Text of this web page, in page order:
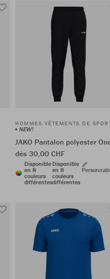
HOMMES VÊTEMENTS DE
NEW!
JAKO Pantalon polyester
dès 30,00 CHF
Disponible
en 8
couleurs
différentes
Disponible
en 8
couleurs
différentes